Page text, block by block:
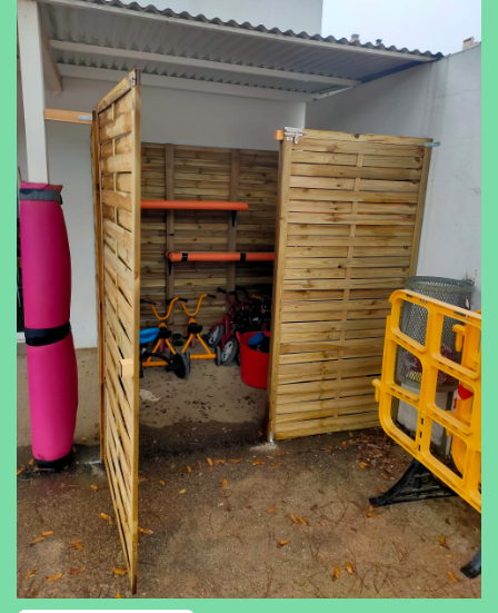
Facebook
Twitter
LinkedIn
WhatsApp
Reddit
Gmail